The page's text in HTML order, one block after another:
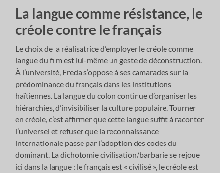
La langue comme résistance, le
créole contre le français
Le choix de la réalisatrice d’employer le créole comme
langue du film est lui-même un geste de déconstruction.
À l’université, Freda s’oppose à ses camarades sur la
prédominance du français dans les institutions
haïtiennes. La langue du colon continue d’organiser les
hiérarchies, d’invisibiliser la culture populaire. Tourner
en créole, c’est affirmer que cette langue suffit à raconter
l’universel et refuser que la reconnaissance
internationale passe par l’adoption des codes du
dominant. La dichotomie civilisation/barbarie se rejoue
ici dans la langue : le français est « civilisé », le créole est